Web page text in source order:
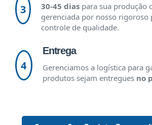
3 30-45 diaspara sua produção
gerenciada por nosso rigoroso
controle de qualidade.
4
Entrega
Gerenciamos a logística para
produtos sejam entregues no